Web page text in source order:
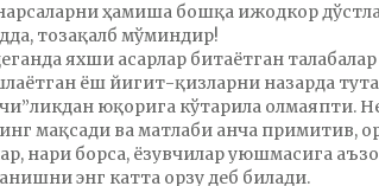
ҳамиша бошқа ижодкор
тозақалб мўминдир!
яхши асарлар битаётган
ёш йигит-қизларни назарда
юқорига кўтарила олмаяпти.
мақсади ва матлаби анча примитив,
нари борса, ёзувчилар уюшмасига
энг катта орзу деб билади.